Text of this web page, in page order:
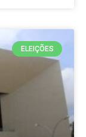
ELEIÇÕES